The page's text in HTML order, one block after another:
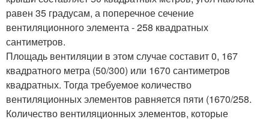
равен 35 градусам, а поперечное сечение
вентиляционного элемента - 258 квадратных
сантиметров.
Площадь вентиляции в этом случае составит 0, 167
квадратного метра (50/300) или 1670 сантиметров
квадратных. Тогда требуемое количество
вентиляционных элементов равняется пяти (1670/258.
Количество вентиляционных элементов, которые